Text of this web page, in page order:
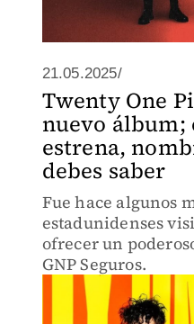
21.05.2025/
Twenty One
nuevo álbum;
estrena,
debes saber
Fue hace algunos
estadunidenses
ofrecer un
GNP Seguros.